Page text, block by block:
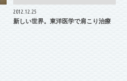
2012.12.25
新しい世界。東洋医学で肩こり治療